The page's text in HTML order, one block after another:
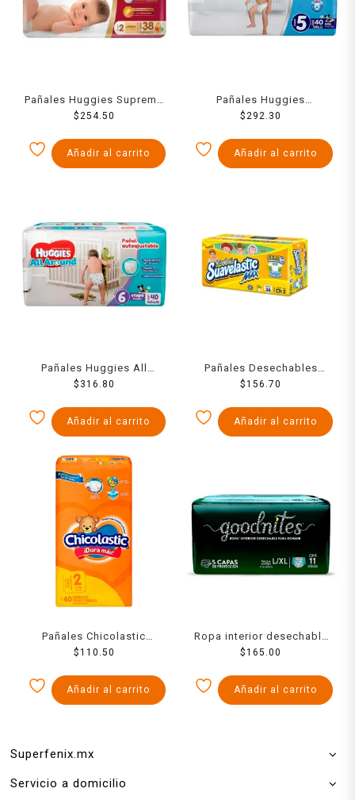
Pañales Huggies Supreme
unisex etapa 2 con 40
$254.50
Añadir al carrito
Pañales Huggies
UltraConfort etapa 5 niño
$292.30
Añadir al carrito
Pañales Huggies All
Around autoajustables
$ 316.80
Añadir al carrito
Pañales Desechables
Suavelastic Max Chico 38
$156.70
Añadir al carrito
Pañales Chicolastic
Classic talla 2 chico
$110.50
Añadir al carrito
Ropa interior desechable
Goodnites para dormir
$165.00
Añadir al carrito
Superfenix.mx
Servicio a domicilio